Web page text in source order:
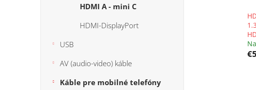
HDMI A - mini C
HDMI-DisplayPort
USB
AV (audio-video) káble
Káble pre mobilné telefóny